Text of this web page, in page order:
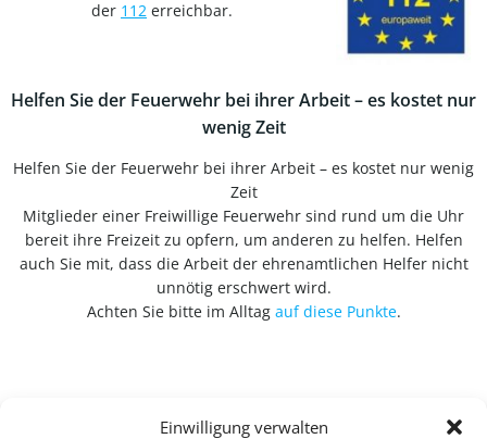
Einwilligung verwalten
der 112 erreichbar.
Helfen Sie der Feuerwehr bei ihrer Arbeit – es kostet nur
wenig Zeit
Helfen Sie der Feuerwehr bei ihrer Arbeit – es kostet nur wenig
Zeit
Mitglieder einer Freiwillige Feuerwehr sind rund um die Uhr
bereit ihre Freizeit zu opfern, um anderen zu helfen. Helfen
auch Sie mit, dass die Arbeit der ehrenamtlichen Helfer nicht
unnötig erschwert wird.
Achten Sie bitte im Alltag auf diese Punkte.